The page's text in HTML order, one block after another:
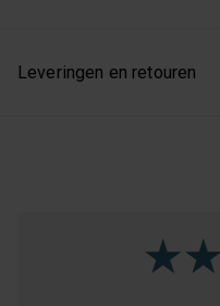
Leveringen en retouren